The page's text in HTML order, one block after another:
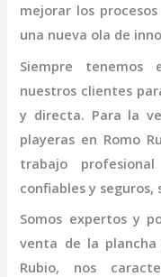
mejorar los
una nueva ola de
Siempre tenemos
nuestros clientes
y directa. Para la
playeras en Romo
trabajo profesional
confiables y
Somos expertos y
venta de la
Rubio, nos